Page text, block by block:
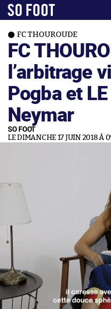
FC THOUROUDE
FC
l’arbitrage
Pogba et
Neymar
SO FOOT
LE DIMANCHE 17 JUIN 2018 À